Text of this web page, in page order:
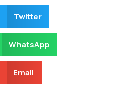
Twitter
WhatsApp
Email